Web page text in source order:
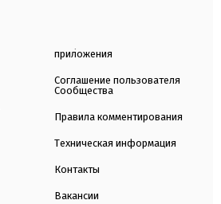
приложения
Соглашение пользователя
Сообщества
Правила комментирования
Техническая информация
Контакты
Вакансии